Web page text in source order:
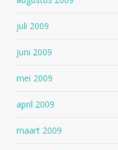
juli 2009
juni 2009
mei 2009
april 2009
maart 2009